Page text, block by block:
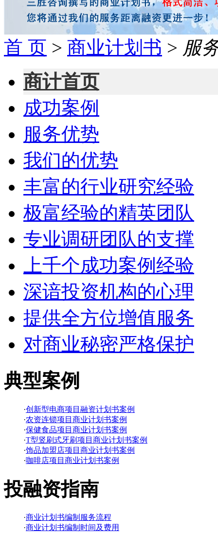
首 页 > 商业计划书 > 服
商计首页
成功案例
服务优势
我们的优势
丰富的行业研究经验
极富经验的精英团队
专业调研团队的支撑
上千个成功案例经验
深谙投资机构的心理
提供全方位增值服务
对商业秘密严格保护
典型案例
·创新型电商项目融资计划书案例
·农资连锁项目商业计划书案例
·保健食品项目商业计划书案例
·T型竖刷式牙刷项目商业计划书案例
·饰品加盟店项目商业计划书案例
·咖啡店项目商业计划书案例
投融资指南
·商业计划书编制服务流程
·商业计划书编制时间及费用